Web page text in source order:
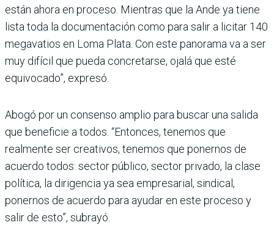
están ahora en proceso. Mien­tras que la Ande ya tiene
lista toda la documentación como para salir a licitar 140
mega­vatios en Loma Plata. Con este panorama va a ser
muy difícil que pueda concretarse, ojalá que esté
equivocado”, expresó.
Abogó por un consenso amplio para buscar una salida
que beneficie a todos. “Enton­ces, tenemos que
realmente ser creativos, tenemos que ponernos de
acuerdo todos: sector público, sector privado, la clase
política, la dirigencia ya sea empresarial, sindical,
ponernos de acuerdo para ayudar en este proceso y
salir de esto”, subrayó.